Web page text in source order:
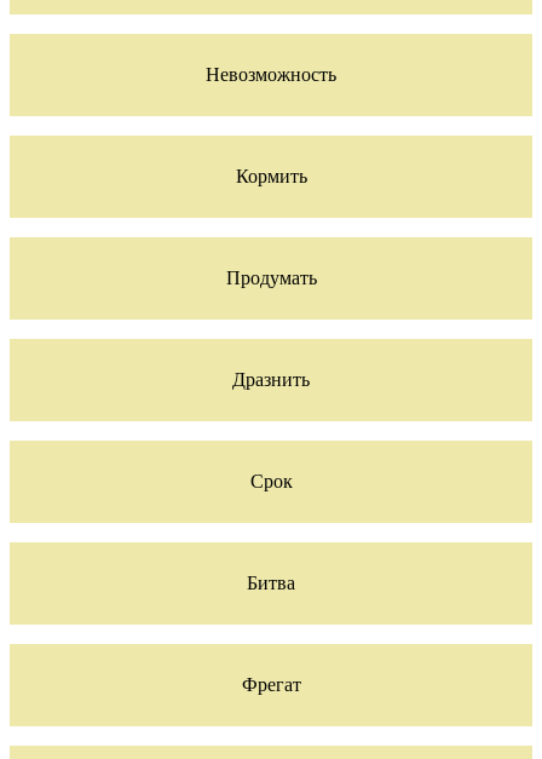
Невозможность
Кормить
Продумать
Дразнить
Срок
Битва
Фрегат